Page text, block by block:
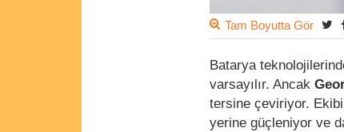
Tam Boyutta Gör
Batarya
varsayılır. Ancak
tersine çeviriyor.
yerine güçleniyor ve